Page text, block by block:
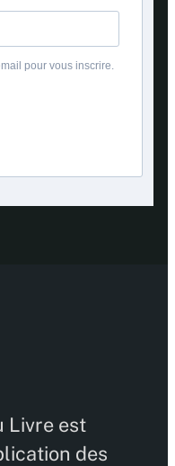
pour vous inscrire.
Livre est
des